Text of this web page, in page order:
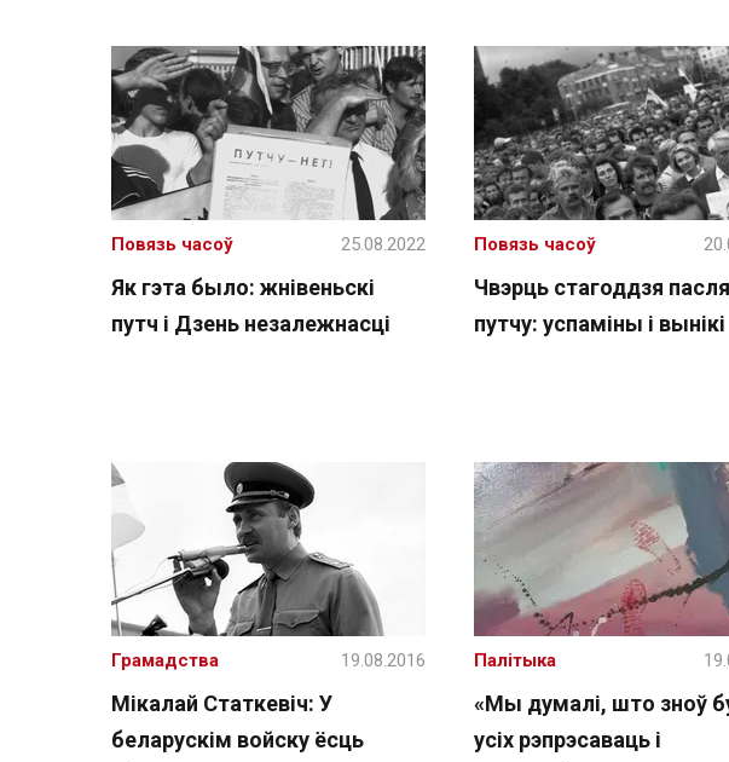
Як гэта было: жнівеньскі
путч і Дзень незалежнасці
Повязь часоў 25.08.2022
Чвэрць стагоддзя пасля
путчу: успаміны і вынікі
Повязь часоў
Мікалай Статкевіч: У
беларускім войску ёсць
Грамадства 19.08.2016
«Мы думалі, што зноў
усіх рэпрэсаваць і
Палітыка